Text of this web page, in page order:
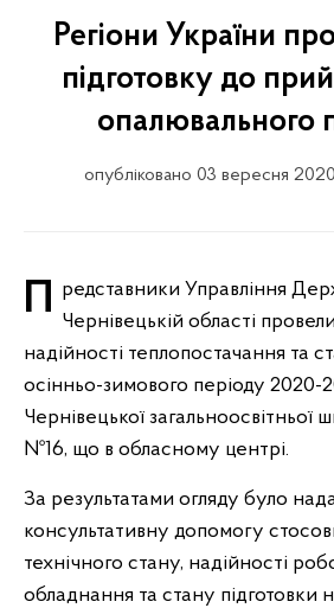
Регіони України
підготовку до
опалювального
опубліковано 03 вересня
Представники Управління Держенергонагляду у Чернівецькій області
надійності теплопостачання та
осінньо-зимового періоду 2020-
Чернівецької загальноосвітньої
№16, що в обласному центрі.
За результатами огляду було
консультативну допомогу
технічного стану, надійності
обладнання та стану підготовки